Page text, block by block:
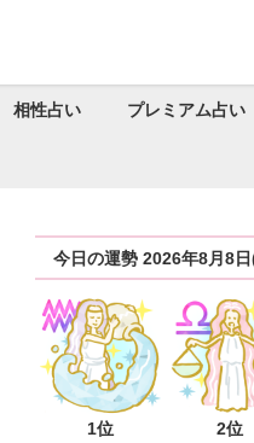
相性占い プレミアム占い
今日の運勢 2026年8月8日
1位
2位